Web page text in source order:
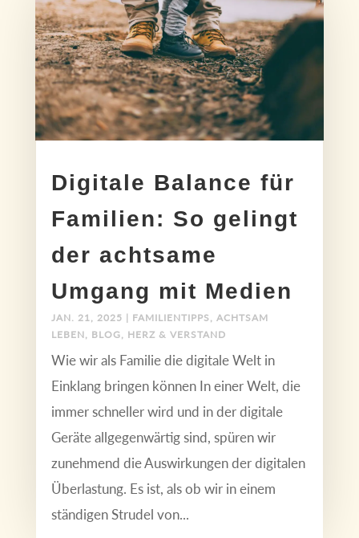
Digitale Balance für
Familien: So gelingt
der achtsame
Umgang mit Medien
JAN. 21, 2025 | FAMILIENTIPPS, ACHTSAM
LEBEN, BLOG, HERZ & VERSTAND
Wie wir als Familie die digitale Welt in
Einklang bringen können In einer Welt, die
immer schneller wird und in der digitale
Geräte allgegenwärtig sind, spüren wir
zunehmend die Auswirkungen der digitalen
Überlastung. Es ist, als ob wir in einem
ständigen Strudel von...